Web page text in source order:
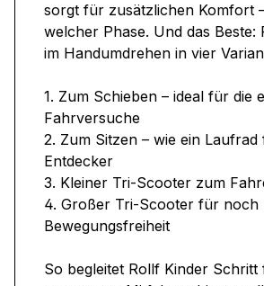
sorgt für zusätzlichen Komfort
welcher Phase. Und das Beste:
im Handumdrehen in vier
1. Zum Schieben – ideal für die
Fahrversuche
2. Zum Sitzen – wie ein
Entdecker
3. Kleiner Tri-Scooter zum
4. Großer Tri-Scooter für noch
Bewegungsfreiheit
So begleitet Rollf Kinder